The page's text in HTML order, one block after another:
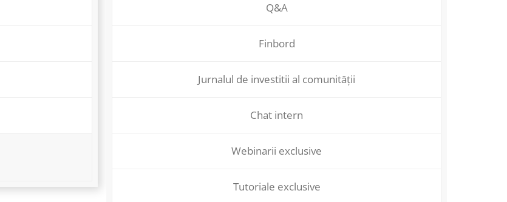
Q&A
Finbord
Jurnalul de investitii al comunității
Chat intern
Webinarii exclusive
Tutoriale exclusive